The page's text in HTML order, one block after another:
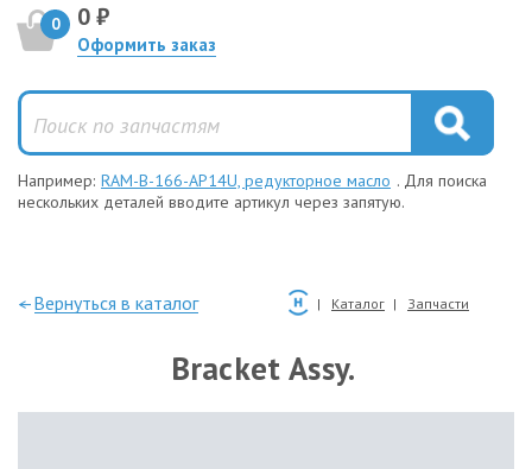
0 0 ₽
Оформить заказ
Например: RAM-B-166-AP14U, редукторное масло . Для поиска
нескольких деталей вводите артикул через запятую.
—Вернуться в каталог Каталог Запчасти
Bracket Assy.